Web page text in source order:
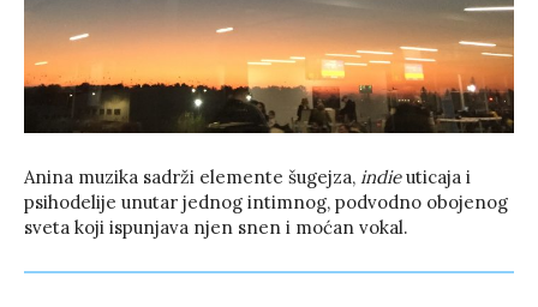
Anina muzika sadrži elemente šugejza, indieuticaja i
psihodelije unutar jednog intimnog, podvodno obojenog
sveta koji ispunjava njen snen i moćan vokal.